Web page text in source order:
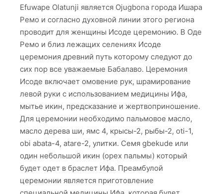
Efuwape Olatunji является Ojugbona города Ишара
Ремо и согласно духовной линии этого региона
проводит для женщины Исоде церемонию. В Оде
Ремо и близ лежащих селениях Исоде
церемония древний путь которому следуют до
сих пор все уважаемые Бабалаво. Церемония
Исоде включает омовение рук, шрамирование
левой руки с использованием медицины Ифа,
мытье икин, предсказание и жертвоприношение.
Для церемонии необходимо пальмовое масло,
масло дерева ши, ямс 4, крысы-2, рыбы-2, oti-1,
obi abata-4, atare-2, улитки. Семя gbekude или
один небольшой икин (орех пальмы) который
будет одет в браслет Ифа. Преамбулой
церемонии является приготовление